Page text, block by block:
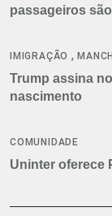
passageiros
IMIGRAÇÃO ,
Trump assina
nascimento
COMUNIDADE
Uninter oferece